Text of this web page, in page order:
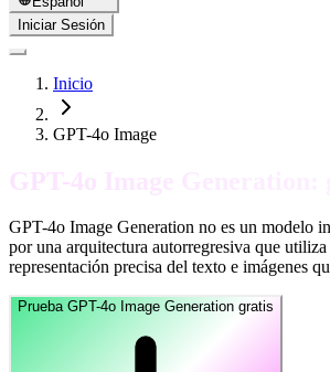
Iniciar Sesión
Inicio
GPT-4o Image
GPT-4o Image Generation:
GPT-4o Image Generation no es un modelo
por una arquitectura autorregresiva que
representación precisa del texto e imágenes
Prueba GPT-4o Image Generation gratis